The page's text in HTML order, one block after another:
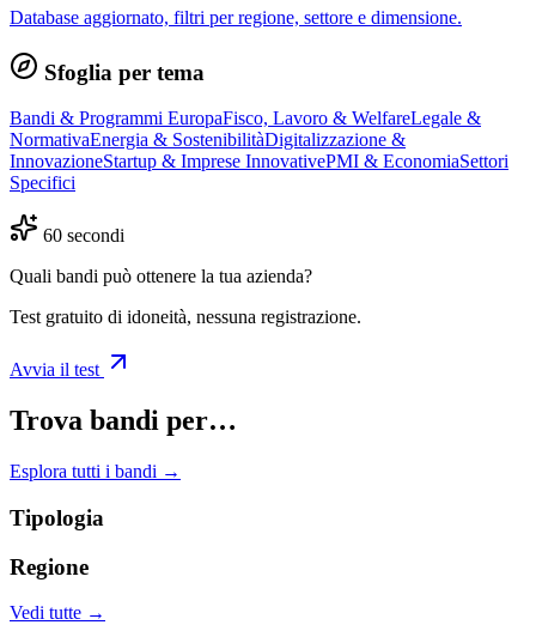
Database aggiornato, filtri per regione, settore e dimensione.
Sfoglia per tema
Bandi & Programmi EuropaFisco, Lavoro & WelfareLegale &
NormativaEnergia & SostenibilitàDigitalizzazione &
InnovazioneStartup & Imprese InnovativePMI & EconomiaSettori
Specifici
60 secondi
Quali bandi può ottenere la tua azienda?
Test gratuito di idoneità, nessuna registrazione.
Avvia il test
Trova bandi per…
Esplora tutti i bandi →
Tipologia
Regione
Vedi tutte →